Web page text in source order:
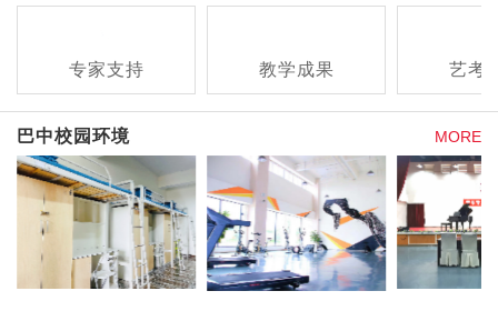
专家支持
查看详情
教学成果 艺考
查看
巴中校园环境 MORE